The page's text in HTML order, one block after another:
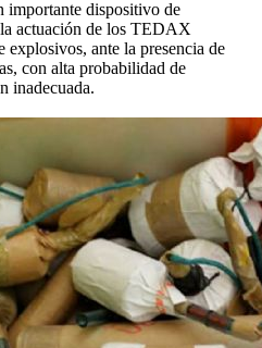
importante dispositivo de
actuación de los TEDAX
explosivos, ante la presencia de
con alta probabilidad de
inadecuada.